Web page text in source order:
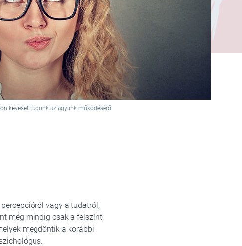
keveset tudunk az agyunk működéséről
vagy a tudatról,
még mindig csak a felszínt
megdöntik a korábbi